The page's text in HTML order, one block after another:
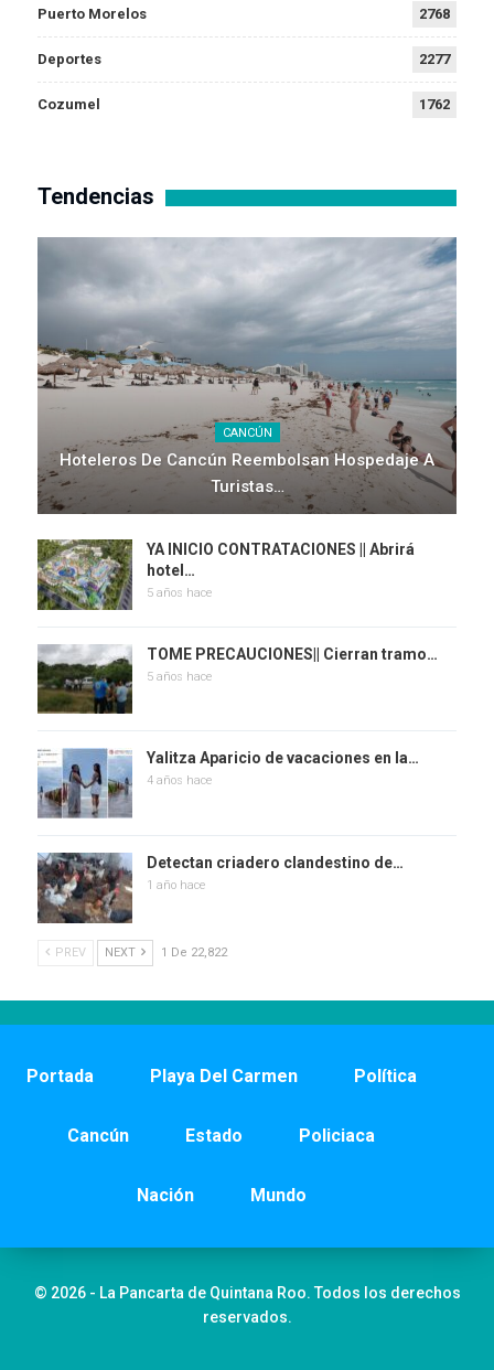
Puerto Morelos 2768
Deportes 2277
Cozumel 1762
Tendencias
CANCÚN
Hoteleros De Cancún Reembolsan Hospedaje A
Turistas…
YA INICIO CONTRATACIONES || Abrirá
hotel…
5 años hace
TOME PRECAUCIONES|| Cierran tramo…
5 años hace
Yalitza Aparicio de vacaciones en la…
4 años hace
Detectan criadero clandestino de…
1 año hace
PREV NEXT 1 De 22,822
Portada Playa Del Carmen Política
Cancún Estado Policiaca
Nación Mundo
© 2026 - La Pancarta de Quintana Roo. Todos los derechos
reservados.